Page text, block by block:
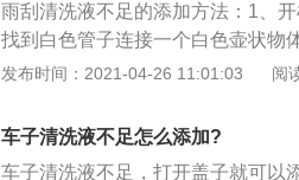
洗车窗玻璃后，吸附在玻璃表面的
性能。5.润滑性能：粘度大，可以
擦，并防止划伤。
雨刮清洗液不足的添加方法：1、
找到白色管子连接一个白色壶状物
盖子，直接加水就可以了，如果不
态的，固态的携带方便，可以随时
地方使用，建议选择液态的，挑防
发布时间：2021-04-26 11:01:03 阅
车子清洗液不足怎么添加?
车子清洗液不足，打开盖子就可以